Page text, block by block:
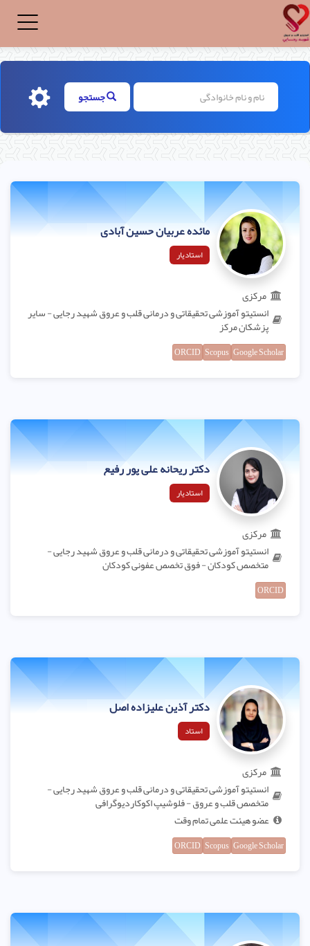
جستجو
مائده عربیان حسین آبادی
استادیار
مرکزی
انستیتو آموزشی تحقیقاتی و درمانی قلب و عروق شهید رجایی - سایر
پزشکان مرکز
Google Scholar
Scopus
ORCID
دکتر ریحانه علی پور رفیع
استادیار
مرکزی
انستیتو آموزشی تحقیقاتی و درمانی قلب و عروق شهید رجایی -
متخصص کودکان - فوق تخصص عفونی کودکان
ORCID
دکتر آذین علیزاده اصل
استاد
مرکزی
انستیتو آموزشی تحقیقاتی و درمانی قلب و عروق شهید رجایی -
متخصص قلب و عروق - فلوشیپ اکوکاردیوگرافی
عضو هیئت علمی تمام وقت
Google Scholar
Scopus
ORCID